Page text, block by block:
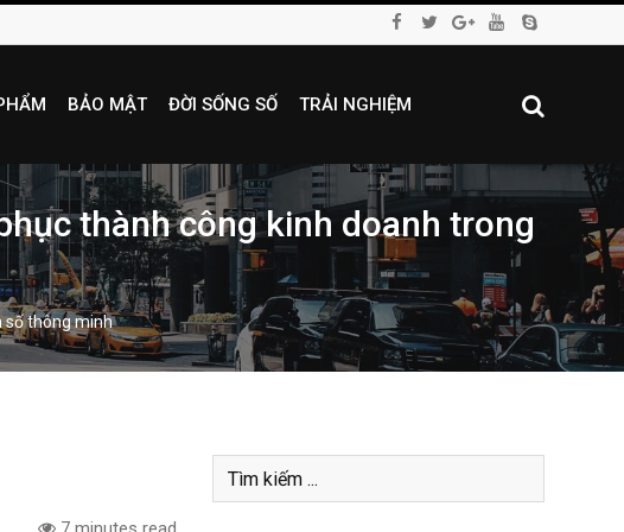
BẢO MẬT ĐỜI SỐNG SỐ TRẢI NGHIỆM
thành công kinh doanh trong
số thông minh